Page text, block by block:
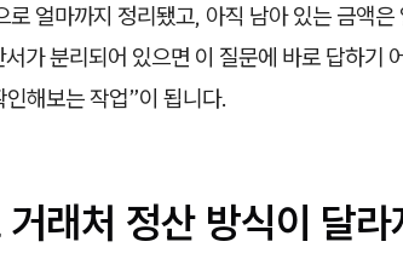
얼마까지 정리됐고, 아직 남아 있는 금액은
가 분리되어 있으면 이 질문에 바로 답하기
해보는 작업”이 됩니다.
래처 정산 방식이 달라